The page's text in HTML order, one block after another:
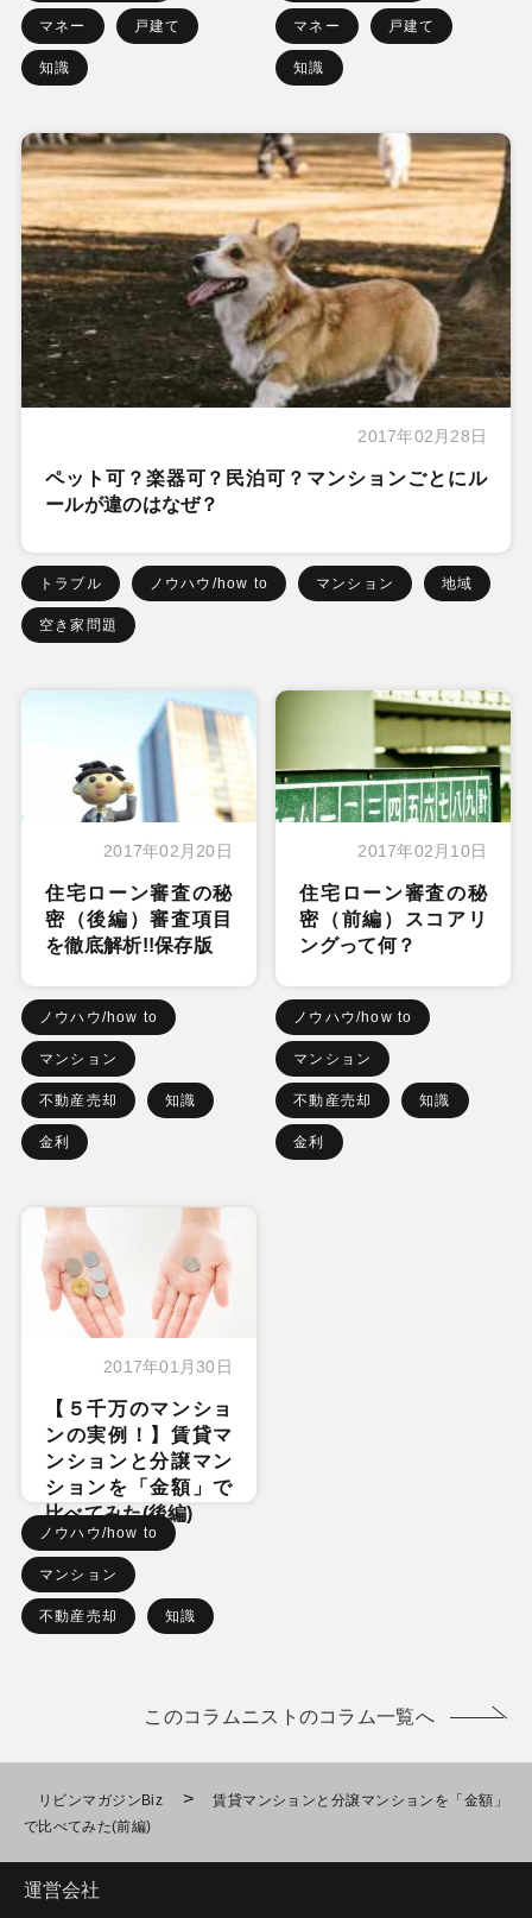
マネー 戸建て
知識
マネー 戸建て
知識
2017年02月28日
ペット可？楽器可？民泊可？マンションごとにル
ールが違のはなぜ？
トラブル ノウハウ/how to マンション 地域
空き家問題
2017年02月20日
住宅ローン審査の秘
密（後編）審査項目
を徹底解析!!保存版
ノウハウ/how to
マンション
不動産売却 知識
金利
2017年02月10日
住宅ローン審査の秘
密（前編）スコアリ
ングって何？
ノウハウ/how to
マンション
不動産売却 知識
金利
2017年01月30日
【５千万のマンショ
ンの実例！】賃貸マ
ンションと分譲マン
ションを「金額」で
比べてみた(後編)
ノウハウ/how to
マンション
不動産売却 知識
このコラムニストのコラム一覧へ
リビンマガジンBiz >
賃貸マンションと分譲マンションを「金額」
で比べてみた(前編)
運営会社